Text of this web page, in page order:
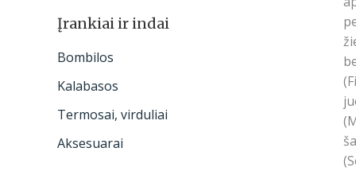
Įrankiai ir indai
Bombilos
Kalabasos
Termosai, virduliai
Aksesuarai